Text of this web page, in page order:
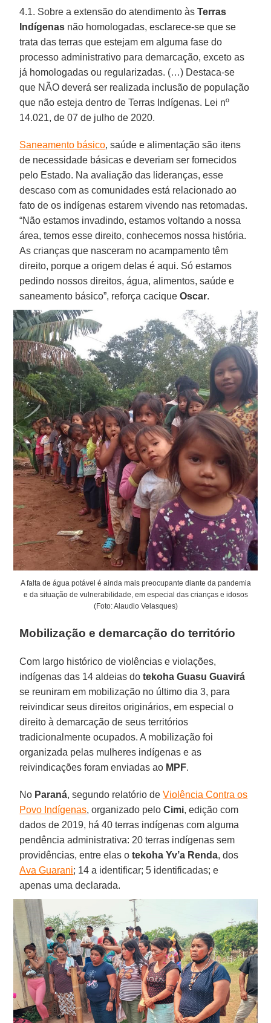
4.1. Sobre a extensão do atendimento àsTerras
Indígenas não homologadas, esclarece-se que se
trata das terras que estejam em alguma fase do
processo administrativo para demarcação, exceto as
já homologadas ou regularizadas. (…) Destaca-se
que NÃO deverá ser realizada inclusão de população
que não esteja dentro de Terras Indígenas. Lei nº
14.021, de 07 de julho de 2020.
Saneamento básico, saúde e alimentação são itens
de necessidade básicas e deveriam ser fornecidos
pelo Estado. Na avaliação das lideranças, esse
descaso com as comunidades está relacionado ao
fato de os indígenas estarem vivendo nas retomadas.
“Não estamos invadindo, estamos voltando a nossa
área, temos esse direito, conhecemos nossa história.
As crianças que nasceram no acampamento têm
direito, porque a origem delas é aqui. Só estamos
pedindo nossos direitos, água, alimentos, saúde e
saneamento básico”, reforça caciqueOscar.
A falta de água potável é ainda mais preocupante diante da pandemia
e da situação de vulnerabilidade, em especial das crianças e idosos
(Foto: Alaudio Velasques)
Mobilização e demarcação do território
Com largo histórico de violências e violações,
indígenas das 14 aldeias dotekoha Guasu Guavirá
se reuniram em mobilização no último dia 3, para
reivindicar seus direitos originários, em especial o
direito à demarcação de seus territórios
tradicionalmente ocupados. A mobilização foi
organizada pelas mulheres indígenas e as
reivindicações foram enviadas ao MPF.
No Paraná, segundo relatório deViolência Contra os
Povo Indígenas, organizado peloCimi, edição com
dados de 2019, há 40 terras indígenas com alguma
pendência administrativa: 20 terras indígenas sem
providências, entre elas otekoha Yv’a Renda, dos
Ava Guarani; 14 a identificar; 5 identificadas; e
apenas uma declarada.